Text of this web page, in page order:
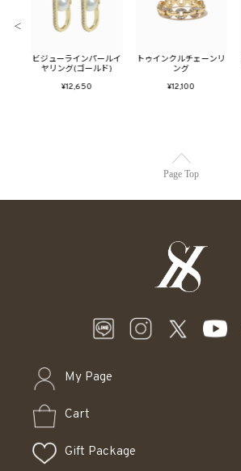
ビジューラインパールイ
ヤリング(ゴールド)
¥12,650
トゥインクルチェーンリ
ング
¥12,100
＜
Page Top
My Page
Cart
Gift Package